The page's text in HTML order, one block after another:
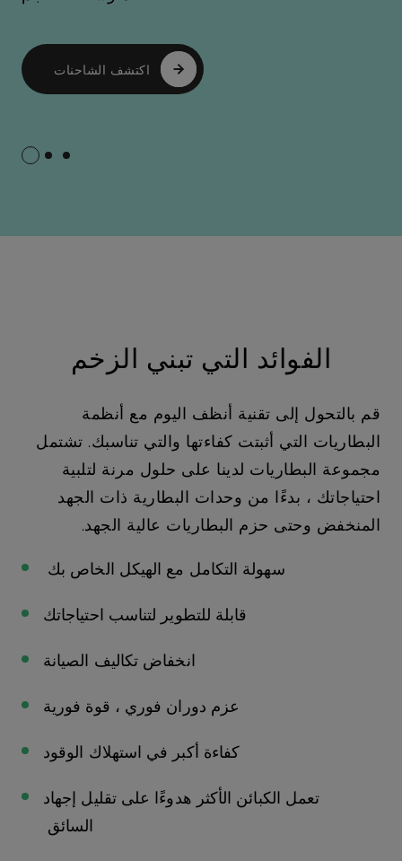
اكتشف الشاحنات
الفوائد التي تبني الزخم
قم بالتحول إلى تقنية أنظف اليوم مع أنظمة
البطاريات التي أثبتت كفاءتها والتي تناسبك. تشتمل
مجموعة البطاريات لدينا على حلول مرنة لتلبية
احتياجاتك ، بدءًا من وحدات البطارية ذات الجهد
المنخفض وحتى حزم البطاريات عالية الجهد.
سهولة التكامل مع الهيكل الخاص بك
قابلة للتطوير لتناسب احتياجاتك
انخفاض تكاليف الصيانة
عزم دوران فوري ، قوة فورية
كفاءة أكبر في استهلاك الوقود
تعمل الكبائن الأكثر هدوءًا على تقليل إجهاد
السائق